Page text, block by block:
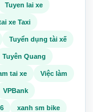
Tuyen lai xe
xe Taxi
Tuyển dụng tài xế
Tuyên Quang
tai xe Việc làm
VPBank
xanh sm bike